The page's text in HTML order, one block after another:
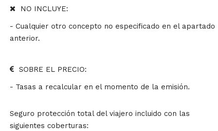
NO INCLUYE:
- Cualquier otro concepto no especificado en el apartado
anterior.
SOBRE EL PRECIO:
- Tasas a recalcular en el momento de la emisión.
Seguro protección total del viajero incluido con las
siguientes coberturas: